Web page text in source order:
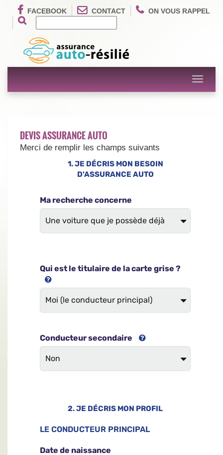
FACEBOOK CONTACT ON VOUS RAPPEL
Toggle
DEVIS ASSURANCE AUTO
Merci de remplir les champs suivants